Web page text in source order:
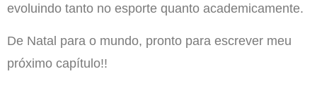
evoluindo tanto no esporte quanto academicamente.
De Natal para o mundo, pronto para escrever meu
próximo capítulo!!